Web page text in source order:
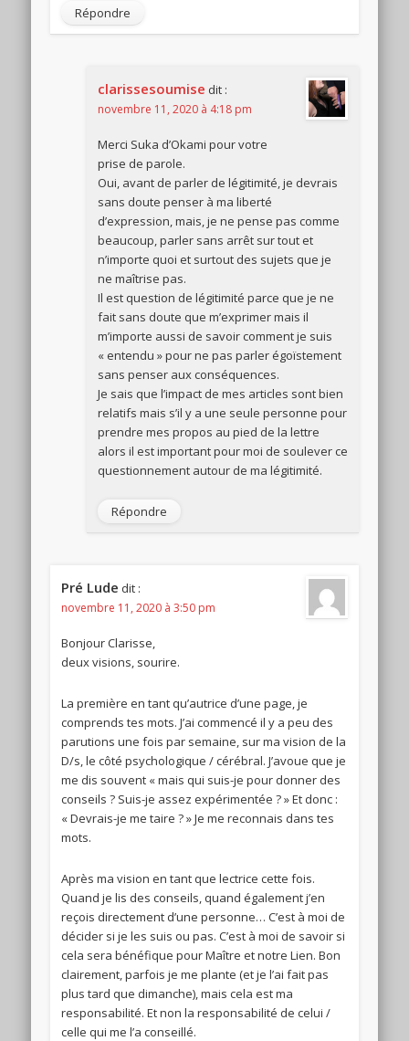
Répondre
clarissesoumise dit :
novembre 11, 2020 à 4:18 pm
Merci Suka d’Okami pour votre
prise de parole.
Oui, avant de parler de légitimité, je devrais
sans doute penser à ma liberté
d’expression, mais, je ne pense pas comme
beaucoup, parler sans arrêt sur tout et
n’importe quoi et surtout des sujets que je
ne maîtrise pas.
Il est question de légitimité parce que je ne
fait sans doute que m’exprimer mais il
m’importe aussi de savoir comment je suis
« entendu » pour ne pas parler égoïstement
sans penser aux conséquences.
Je sais que l’impact de mes articles sont bien
relatifs mais s’il y a une seule personne pour
prendre mes propos au pied de la lettre
alors il est important pour moi de soulever ce
questionnement autour de ma légitimité.
Répondre
Pré Lude dit :
novembre 11, 2020 à 3:50 pm
Bonjour Clarisse,
deux visions, sourire.
La première en tant qu’autrice d’une page, je
comprends tes mots. J’ai commencé il y a peu des
parutions une fois par semaine, sur ma vision de la
D/s, le côté psychologique / cérébral. J’avoue que je
me dis souvent « mais qui suis-je pour donner des
conseils ? Suis-je assez expérimentée ? » Et donc :
« Devrais-je me taire ? » Je me reconnais dans tes
mots.
Après ma vision en tant que lectrice cette fois.
Quand je lis des conseils, quand également j’en
reçois directement d’une personne… C’est à moi de
décider si je les suis ou pas. C’est à moi de savoir si
cela sera bénéfique pour Maître et notre Lien. Bon
clairement, parfois je me plante (et je l’ai fait pas
plus tard que dimanche), mais cela est ma
responsabilité. Et non la responsabilité de celui /
celle qui me l’a conseillé.